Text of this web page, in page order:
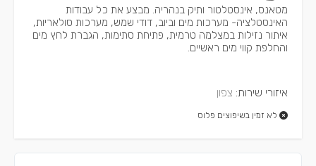
מטאנס, אינסטלטור ותיק בנהריה. מבצע את כל עבודות
האינסטלציה- מערכות מים וביוב, דודי שמש, מערכות סולאריות,
איתור נזילות במצלמה טרמית, פתיחת סתימות, הגברת לחץ מים
והחלפת קווי מים ראשיים.
איזורי שירות: צפון
לא זמין בשיפוצים פלוס